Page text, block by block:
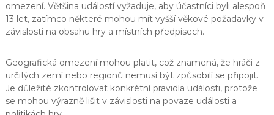
omezení. Většina událostí vyžaduje, aby účastníci byli alespoň
13 let, zatímco některé mohou mít vyšší věkové požadavky v
závislosti na obsahu hry a místních předpisech.
Geografická omezení mohou platit, což znamená, že hráči z
určitých zemí nebo regionů nemusí být způsobilí se připojit.
Je důležité zkontrolovat konkrétní pravidla události, protože
se mohou výrazně lišit v závislosti na povaze události a